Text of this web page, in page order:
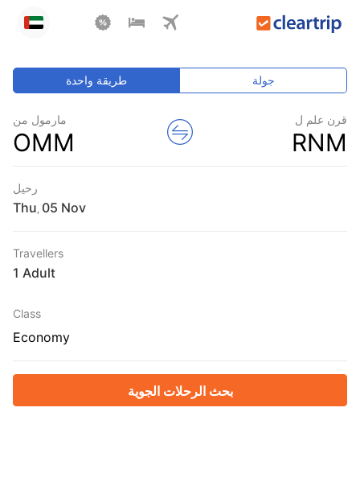
طريقة واحدة جولة
مارمول من
OMM
قرن علم ل
RNM
رحيل
Thu
Travellers
1 Adult
Class
Economy